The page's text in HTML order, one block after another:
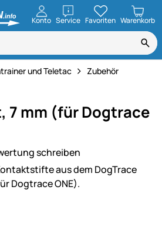
Konto ServiceöffnenFavoriten Warenkorb
& Ferntrainer
und Teletac Zubehör
7 mm (für Dogtrace
schreiben